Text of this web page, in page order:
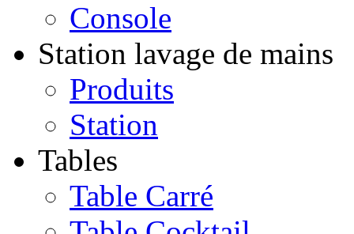
Console
Station lavage de mains
Produits
Station
Tables
Table Carré